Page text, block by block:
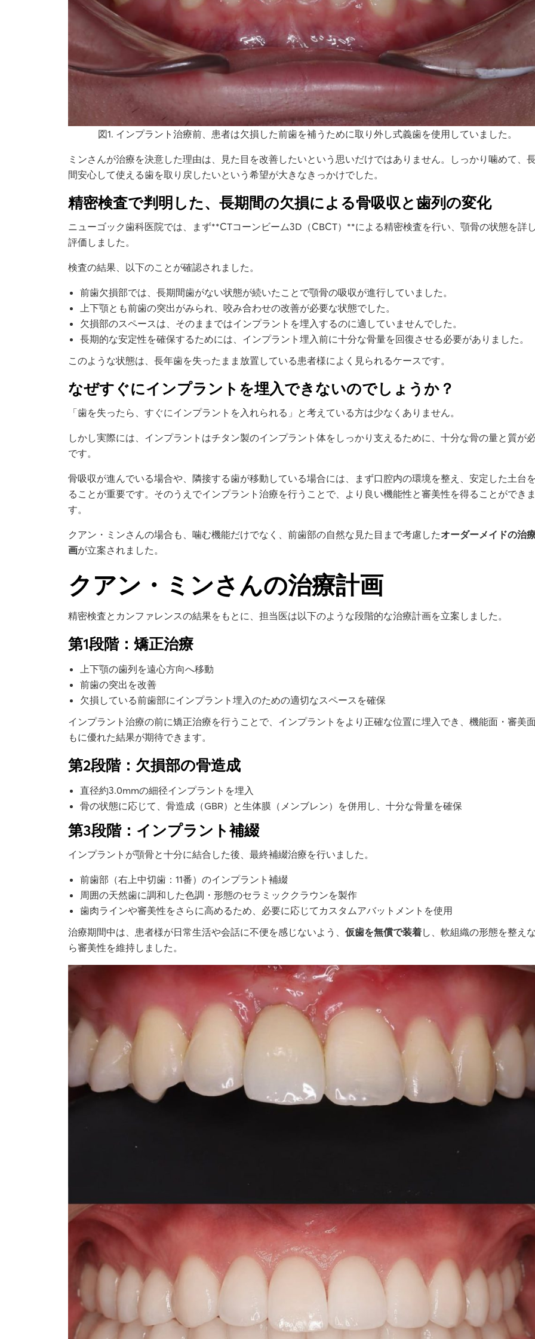
図1. インプラント治療前、患者は欠損した前歯を補うために取り外し式義歯を使用していました。
ミンさんが治療を決意した理由は、見た目を改善したいという思いだけではありません。しっかり噛めて、
間安心して使える歯を取り戻したいという希望が大きなきっかけでした。
精密検査で判明した、長期間の欠損による骨吸収と歯列の変化
ニューゴック歯科医院では、まず**CTコーンビーム3D（CBCT）**による精密検査を行い、顎骨の状態を詳
評価しました。
検査の結果、以下のことが確認されました。
前歯欠損部では、長期間歯がない状態が続いたことで顎骨の吸収が進行していました。
上下顎とも前歯の突出がみられ、咬み合わせの改善が必要な状態でした。
欠損部のスペースは、そのままではインプラントを埋入するのに適していませんでした。
長期的な安定性を確保するためには、インプラント埋入前に十分な骨量を回復させる必要がありました。
このような状態は、長年歯を失ったまま放置している患者様によく見られるケースです。
なぜすぐにインプラントを埋入できないのでしょうか？
「歯を失ったら、すぐにインプラントを入れられる」と考えている方は少なくありません。
しかし実際には、インプラントはチタン製のインプラント体をしっかり支えるために、十分な骨の量と質が
です。
骨吸収が進んでいる場合や、隣接する歯が移動している場合には、まず口腔内の環境を整え、安定した土台
ることが重要です。そのうえでインプラント治療を行うことで、より良い機能性と審美性を得ることができ
す。
クアン・ミンさんの場合も、噛む機能だけでなく、前歯部の自然な見た目まで考慮したオーダーメイドの治
画が立案されました。
クアン・ミンさんの治療計画
精密検査とカンファレンスの結果をもとに、担当医は以下のような段階的な治療計画を立案しました。
第1段階：矯正治療
上下顎の歯列を遠心方向へ移動
前歯の突出を改善
欠損している前歯部にインプラント埋入のための適切なスペースを確保
インプラント治療の前に矯正治療を行うことで、インプラントをより正確な位置に埋入でき、機能面・審美
もに優れた結果が期待できます。
第2段階：欠損部の骨造成
直径約3.0mmの細径インプラントを埋入
骨の状態に応じて、骨造成（GBR）と生体膜（メンブレン）を併用し、十分な骨量を確保
第3段階：インプラント補綴
インプラントが顎骨と十分に結合した後、最終補綴治療を行いました。
前歯部（右上中切歯：11番）のインプラント補綴
周囲の天然歯に調和した色調・形態のセラミッククラウンを製作
歯肉ラインや審美性をさらに高めるため、必要に応じてカスタムアバットメントを使用
治療期間中は、患者様が日常生活や会話に不便を感じないよう、 仮歯を無償で装着し、軟組織の形態を整え
ら審美性を維持しました。